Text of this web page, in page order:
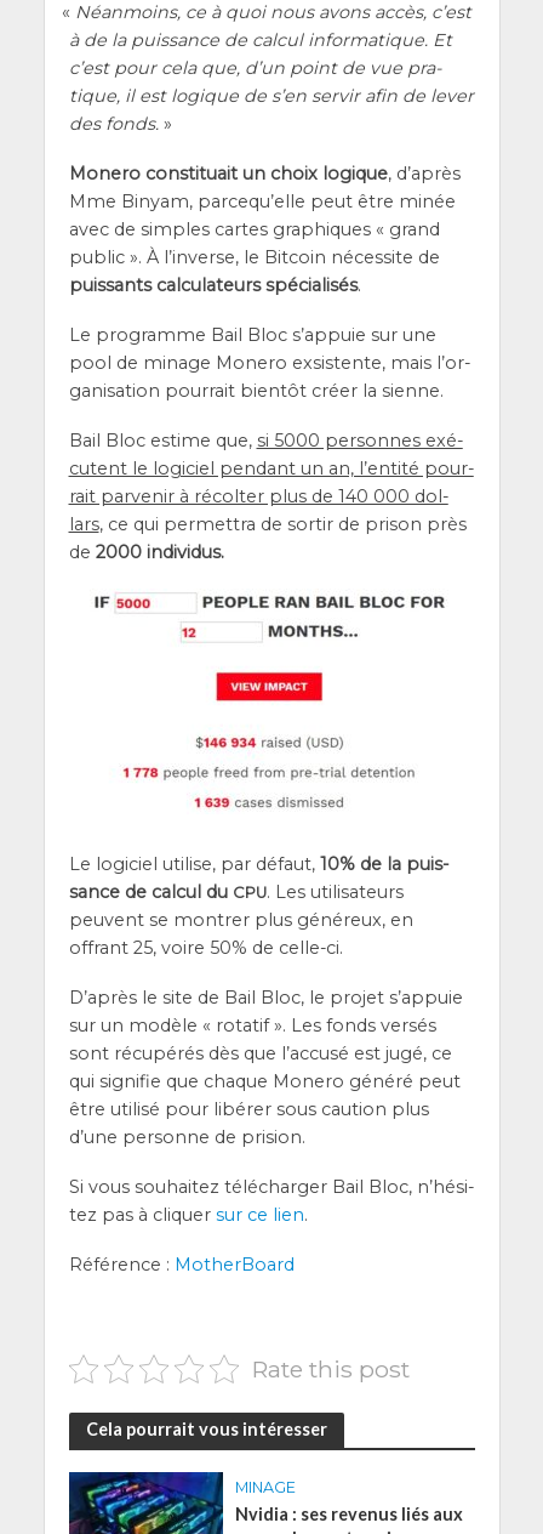
« Néan­moins, ce à quoi nous avons accès, c’est
à de la puis­sance de cal­cul infor­ma­tique. Et
c’est pour cela que, d’un point de vue pra­
tique, il est logique de s’en ser­vir afin de lever
des fonds.»
Mone­ro consti­tuait un choix logique, d’a­près
Mme Binyam, par­ce­qu’elle peut être minée
avec de simples cartes gra­phiques « grand
public ». À l’in­verse, le Bit­coin néces­site de
puis­sants cal­cu­la­teurs spé­cia­li­sés.
Le pro­gramme Bail Bloc s’ap­puie sur une
pool de minage Mone­ro exsis­tente, mais l’or­
ga­ni­sa­tion pour­rait bien­tôt créer la sienne.
Bail Bloc estime que, si 5000 per­sonnes exé­
cutent le logi­ciel pen­dant un an, l’en­ti­té pour­
rait par­ve­nir à récol­ter plus de 140 000 dol­
lars, ce qui per­met­tra de sor­tir de pri­son près
de 2000 indi­vi­dus.
Le logi­ciel uti­lise, par défaut, 10% de la puis­
sance de cal­cul du CPU. Les uti­li­sa­teurs
peuvent se mon­trer plus géné­reux, en
offrant 25, voire 50% de celle-ci.
D’a­près le site de Bail Bloc, le pro­jet s’ap­puie
sur un modèle « rota­tif ». Les fonds ver­sés
sont récu­pé­rés dès que l’ac­cu­sé est jugé, ce
qui signi­fie que chaque Mone­ro géné­ré peut
être uti­li­sé pour libé­rer sous cau­tion plus
d’une per­sonne de prision.
Si vous sou­hai­tez télé­char­ger Bail Bloc, n’hé­si­
tez pas à cli­quer sur ce lien.
Réfé­rence : Mother­Board
Rate this post
Cela pourrait vous intéresser
MINAGE
Nvidia : ses revenus liés aux